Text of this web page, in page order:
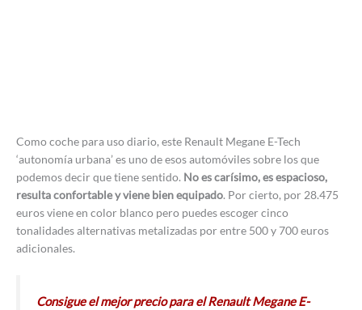
Como coche para uso diario, este Renault Megane E-Tech
‘autonomía urbana’ es uno de esos automóviles sobre los que
podemos decir que tiene sentido. No es carísimo, es espacioso,
resulta confortable y viene bien equipado. Por cierto, por 28.475
euros viene en color blanco pero puedes escoger cinco
tonalidades alternativas metalizadas por entre 500 y 700 euros
adicionales.
Consigue el mejor precio para el Renault Megane E-